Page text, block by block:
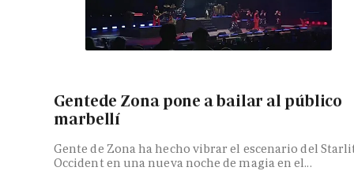
Gentede Zona pone a bailar al público
marbellí
Gente de Zona ha hecho vibrar el escenario del
Occident en una nueva noche de magia en el...